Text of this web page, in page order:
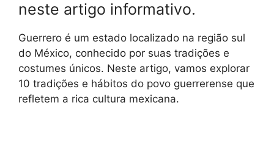
neste artigo informativo.
Guerrero é um estado localizado na região sul
do México, conhecido por suas tradições e
costumes únicos. Neste artigo, vamos explorar
10 tradições e hábitos do povo guerrerense que
refletem a rica cultura mexicana.